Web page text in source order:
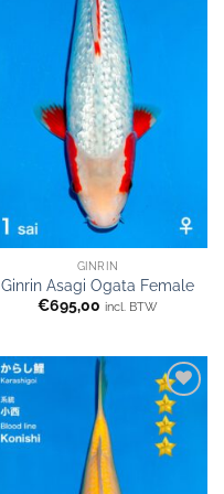
GINRIN
Ginrin Asagi Ogata Female
€695,00 incl. BTW
WENSLIJST